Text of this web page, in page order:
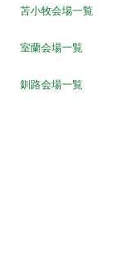
苫小牧会場一覧
室蘭会場一覧
釧路会場一覧